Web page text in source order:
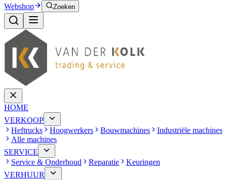
Webshop
Zoeken
HOME
VERKOOP
Heftrucks
Hoogwerkers Bouwmachines
Industriële machines
Alle machines
SERVICE
Service & Onderhoud
Reparatie
Keuringen
VERHUUR